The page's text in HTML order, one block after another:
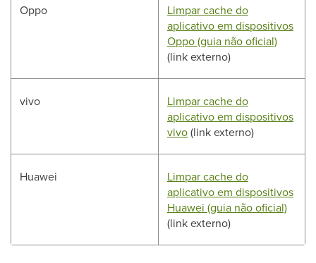
Oppo
Limpar cache do
aplicativo em dispositivos
Oppo (guia não oficial)
(link externo)
vivo
Limpar cache do
aplicativo em dispositivos
vivo(link externo)
Huawei
Limpar cache do
aplicativo em dispositivos
Huawei (guia não oficial)
(link externo)